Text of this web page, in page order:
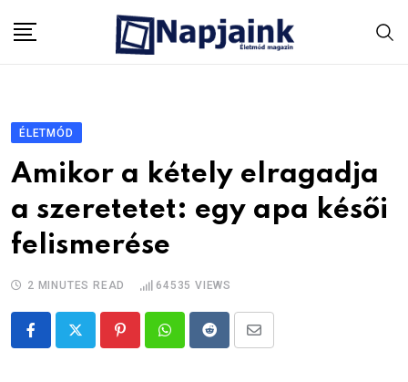
ÉLETMÓD
Amikor a kétely elragadja
a szeretetet: egy apa késői
felismerése
2 MINUTES READ 64535 VIEWS
PinterestWhatsappRedditShare